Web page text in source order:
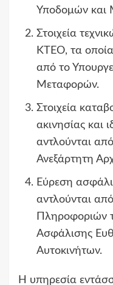
Υποδομών και
Στοιχεία
ΚΤΕΟ, τα
από το
Μεταφορών.
Στοιχεία
ακινησίας και
αντλούνται
Ανεξάρτητη
Εύρεση
αντλούνται
Πληροφοριών
Ασφάλισης
Αυτοκινήτων.
Η υπηρεσία